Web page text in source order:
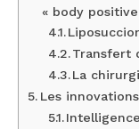
« body
Transfert
La
Les